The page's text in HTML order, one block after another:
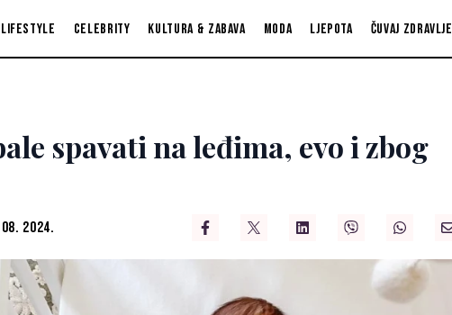
Lifestyle Celebrity Kultura & zabava Moda Ljepota Čuvaj zdravlje
spavati na leđima, evo i zbog
2024.